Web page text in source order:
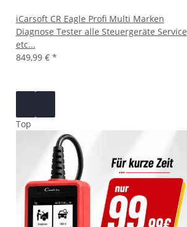
iCarsoft CR Eagle Profi Multi Marken
Diagnose Tester alle Steuergeräte Service
etc...
849,99 € *
Top